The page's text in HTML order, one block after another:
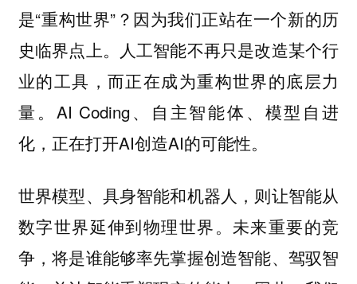
是“重构世界”？因为我们正站在一个新的历
史临界点上。人工智能不再只是改造某个行
业的工具，而正在成为重构世界的底层力
量。AI Coding、自主智能体、模型自进
化，正在打开AI创造AI的可能性。
世界模型、具身智能和机器人，则让智能从
数字世界延伸到物理世界。未来重要的竞
争，将是谁能够率先掌握创造智能、驾驭智